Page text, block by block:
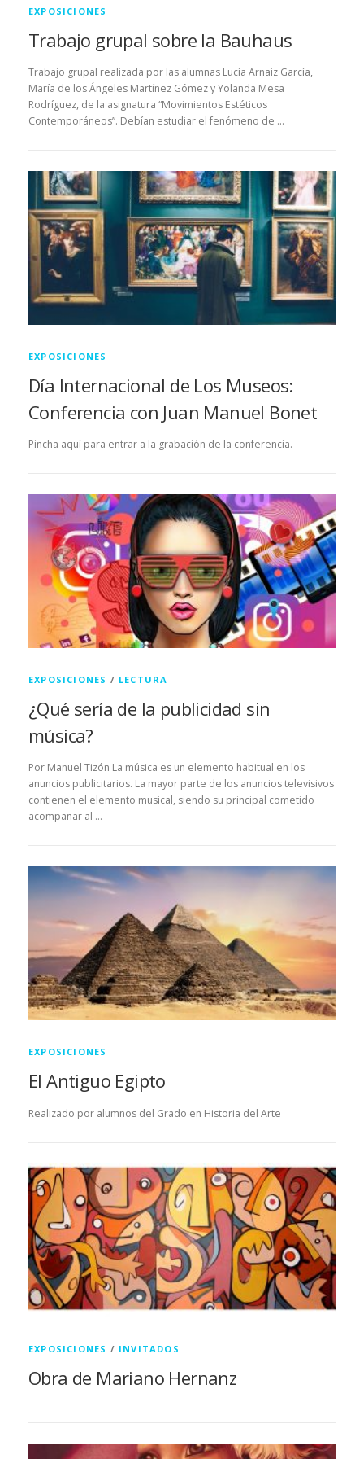
EXPOSICIONES
Trabajo grupal sobre la Bauhaus
Trabajo grupal realizada por las alumnas Lucía Arnaiz García,
María de los Ángeles Martínez Gómez y Yolanda Mesa
Rodríguez, de la asignatura “Movimientos Estéticos
Contemporáneos”. Debían estudiar el fenómeno de …
EXPOSICIONES
Día Internacional de Los Museos:
Conferencia con Juan Manuel Bonet
Pincha aquí para entrar a la grabación de la conferencia.
EXPOSICIONES / LECTURA
¿Qué sería de la publicidad sin
música?
Por Manuel Tizón La música es un elemento habitual en los
anuncios publicitarios. La mayor parte de los anuncios televisivos
contienen el elemento musical, siendo su principal cometido
acompañar al …
EXPOSICIONES
El Antiguo Egipto
Realizado por alumnos del Grado en Historia del Arte
EXPOSICIONES / INVITADOS
Obra de Mariano Hernanz